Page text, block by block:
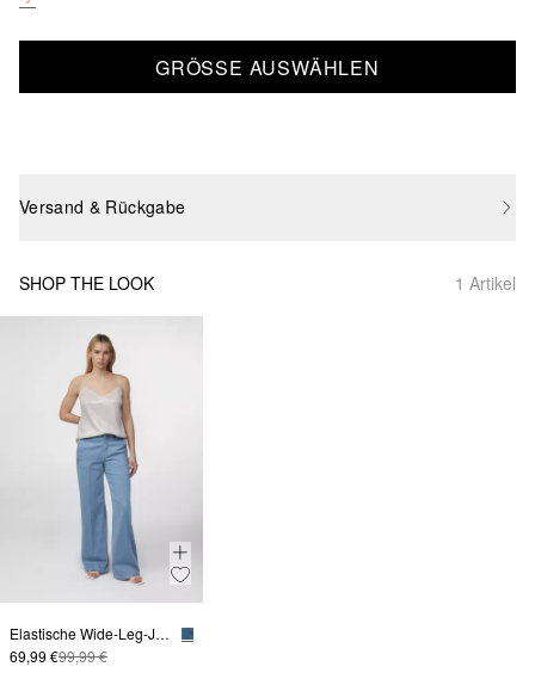
GRÖSSE AUSWÄHLEN
Versand & Rückgabe
SHOP THE LOOK 1 Artikel
Elastische Wide-Leg-Jeans im Loose Fit
69,99 €99,99 €